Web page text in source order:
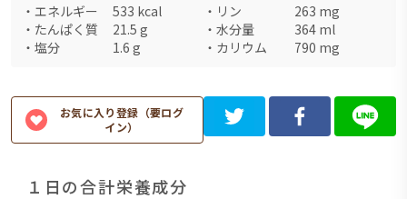
・ エネルギー 533 kcal ・ リン 263 mg
・ たんぱく質 21.5 g ・ 水分量 364 ml
・ 塩分 1.6 g ・ カリウム 790 mg
お気に入り登録（要ログ
イン）
１日の合計栄養成分